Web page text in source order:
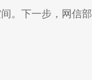
。下一步，网信